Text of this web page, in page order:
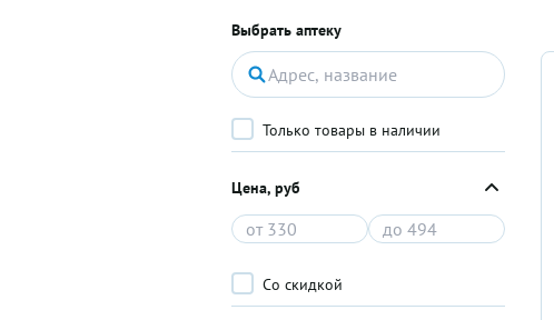
Выбрать аптеку
Только товары в наличии
Цена, руб
Со скидкой